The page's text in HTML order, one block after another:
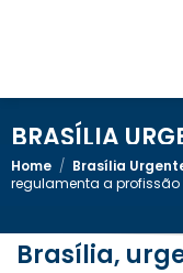
BRASÍLIA
Home / Brasília
regulamenta a
Brasília,